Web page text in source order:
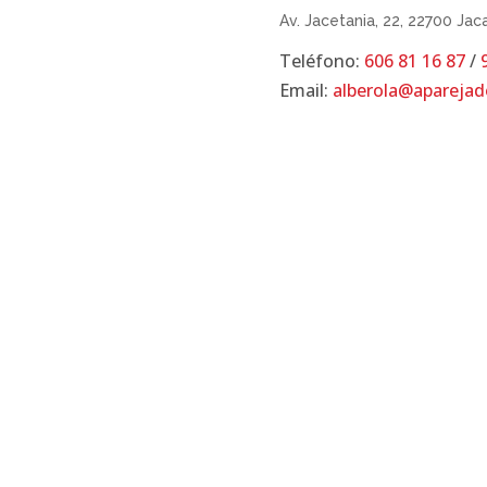
Av. Jacetania, 22, 22700
Teléfono: 606 81 16 87/
Email: